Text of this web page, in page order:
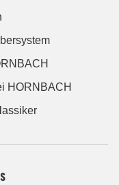
HORNBACH